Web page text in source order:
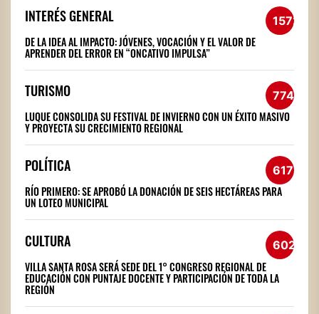
INTERÉS GENERAL 1572
DE LA IDEA AL IMPACTO: JÓVENES, VOCACIÓN Y EL VALOR DE
APRENDER DEL ERROR EN “ONCATIVO IMPULSA”
TURISMO 774
LUQUE CONSOLIDA SU FESTIVAL DE INVIERNO CON UN ÉXITO MASIVO
Y PROYECTA SU CRECIMIENTO REGIONAL
POLÍTICA 617
RÍO PRIMERO: SE APROBÓ LA DONACIÓN DE SEIS HECTÁREAS PARA
UN LOTEO MUNICIPAL
CULTURA 602
VILLA SANTA ROSA SERÁ SEDE DEL 1° CONGRESO REGIONAL DE
EDUCACIÓN CON PUNTAJE DOCENTE Y PARTICIPACIÓN DE TODA LA
REGIÓN